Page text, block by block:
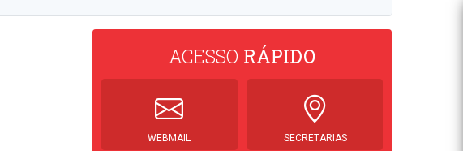
ACESSO RÁPIDO
WEBMAIL SECRETARIAS